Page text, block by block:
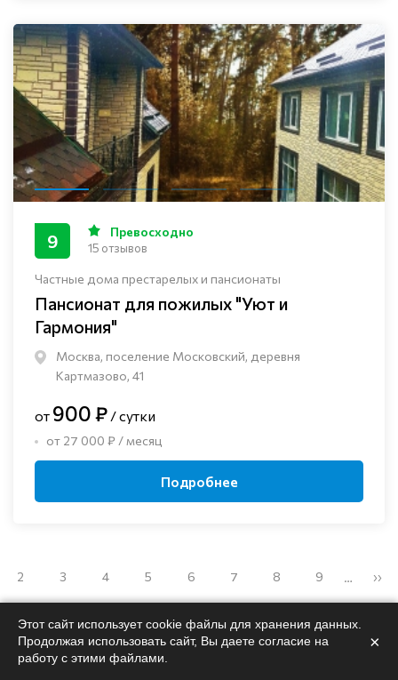
Частные дома престарелых и пансионаты
Пансионат для пожилых "Уют и
Гармония"
Москва, поселение Московский, деревня
Картмазово, 41
9 Превосходно
15 отзывов
от 900 ₽ / сутки
от 27 000 ₽ / месяц
Подробнее
2 3 4 5 6 7 8 9 … ››
Этот сайт использует cookie файлы для хранения данных.
Продолжая использовать сайт, Вы даете согласие на
работу с этими файлами.
×